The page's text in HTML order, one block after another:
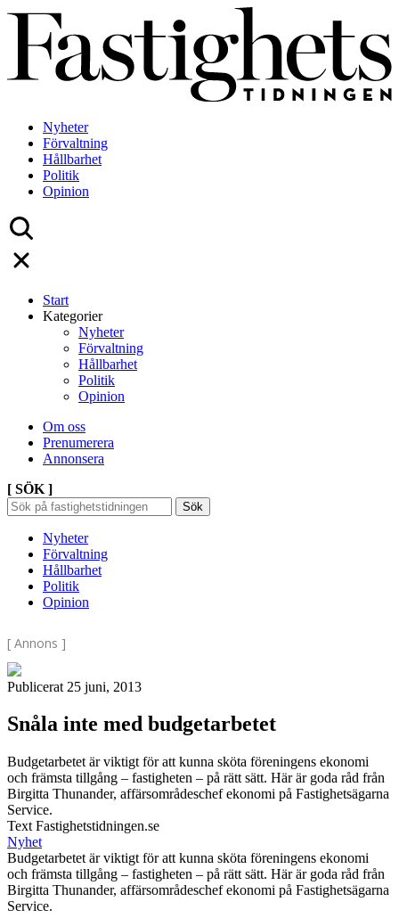
Skip
content
Nyheter
Förvaltning
Hållbarhet
Politik
Opinion
Start
Kategorier
Nyheter
Förvaltning
Hållbarhet
Politik
Opinion
Om oss
Prenumerera
Annonsera
[ SÖK ]
Sök
efter:
Sök
Sök
Nyheter
Förvaltning
Hållbarhet
Politik
Opinion
[ Annons ]
Publicerat 25 juni, 2013
Snåla inte med budgetarbetet
Budgetarbetet är viktigt för att kunna sköta föreningens ekonomi
och främsta tillgång – fastigheten – på rätt sätt. Här är goda råd från
Birgitta Thunander, affärsområdeschef ekonomi på Fastighetsägarna
Service.
Text Fastighetstidningen.se
Nyhet
Budgetarbetet är viktigt för att kunna sköta föreningens ekonomi
och främsta tillgång – fastigheten – på rätt sätt. Här är goda råd från
Birgitta Thunander, affärsområdeschef ekonomi på Fastighetsägarna
Service.